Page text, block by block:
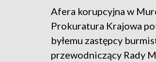
Afera korupcyjna w
Prokuratura Krajowa
byłemu zastępcy
przewodniczący Rady